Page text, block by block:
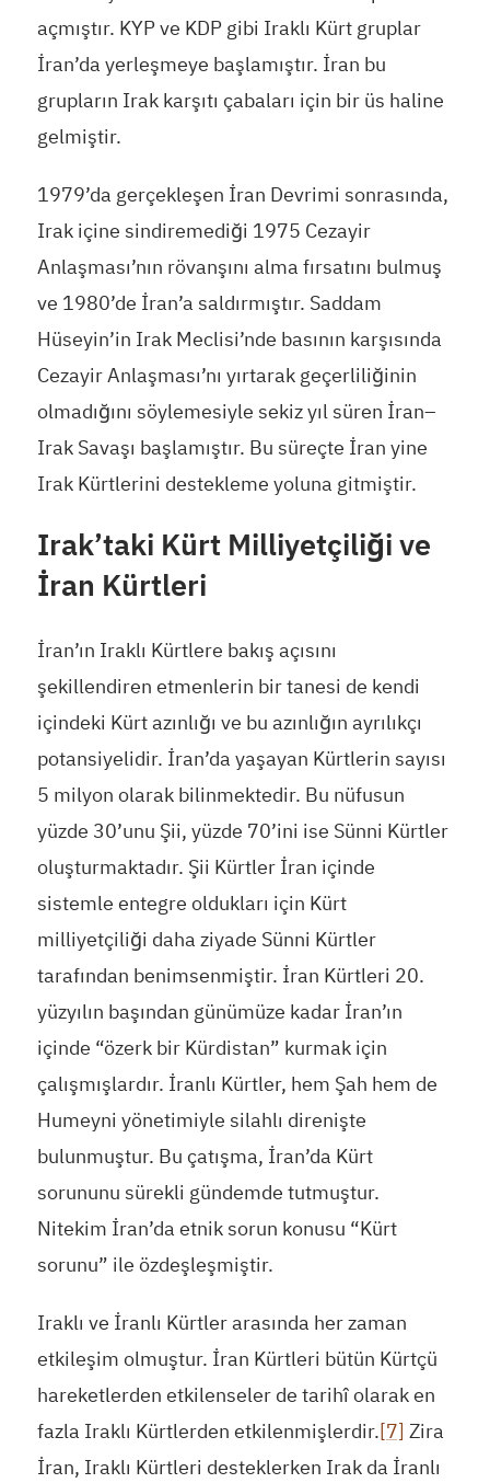
açmıştır. KYP ve KDP gibi Iraklı Kürt gruplar
İran’da yerleşmeye başlamıştır. İran bu
grupların Irak karşıtı çabaları için bir üs haline
gelmiştir.
1979’da gerçekleşen İran Devrimi sonrasında,
Irak içine sindiremediği 1975 Cezayir
Anlaşması’nın rövanşını alma fırsatını bulmuş
ve 1980’de İran’a saldırmıştır. Saddam
Hüseyin’in Irak Meclisi’nde basının karşısında
Cezayir Anlaşması’nı yırtarak geçerliliğinin
olmadığını söylemesiyle sekiz yıl süren İran–
Irak Savaşı başlamıştır. Bu süreçte İran yine
Irak Kürtlerini destekleme yoluna gitmiştir.
Irak’taki Kürt Milliyetçiliği ve
İran Kürtleri
İran’ın Iraklı Kürtlere bakış açısını
şekillendiren etmenlerin bir tanesi de kendi
içindeki Kürt azınlığı ve bu azınlığın ayrılıkçı
potansiyelidir. İran’da yaşayan Kürtlerin sayısı
5 milyon olarak bilinmektedir. Bu nüfusun
yüzde 30’unu Şii, yüzde 70’ini ise Sünni Kürtler
oluşturmaktadır. Şii Kürtler İran içinde
sistemle entegre oldukları için Kürt
milliyetçiliği daha ziyade Sünni Kürtler
tarafından benimsenmiştir. İran Kürtleri 20.
yüzyılın başından günümüze kadar İran’ın
içinde “özerk bir Kürdistan” kurmak için
çalışmışlardır. İranlı Kürtler, hem Şah hem de
Humeyni yönetimiyle silahlı direnişte
bulunmuştur. Bu çatışma, İran’da Kürt
sorununu sürekli gündemde tutmuştur.
Nitekim İran’da etnik sorun konusu “Kürt
sorunu” ile özdeşleşmiştir.
Iraklı ve İranlı Kürtler arasında her zaman
etkileşim olmuştur. İran Kürtleri bütün Kürtçü
hareketlerden etkilenseler de tarihî olarak en
fazla Iraklı Kürtlerden etkilenmişlerdir.[7] Zira
İran, Iraklı Kürtleri desteklerken Irak da İranlı